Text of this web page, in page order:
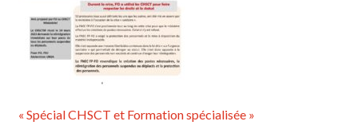
« Spécial CHSCT et Formation spécialisée »